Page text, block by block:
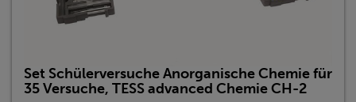
Set Schülerversuche Anorganische Chemie für
35 Versuche, TESS advanced Chemie CH-2